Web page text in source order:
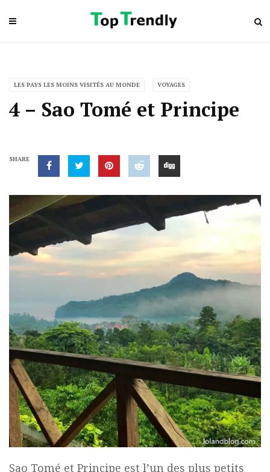
LES PAYS LES MOINS VISITÉS AU MONDE VOYAGES
4 – Sao Tomé et Principe
SHARE
Sao Tomé et Principe est l’un des plus petits